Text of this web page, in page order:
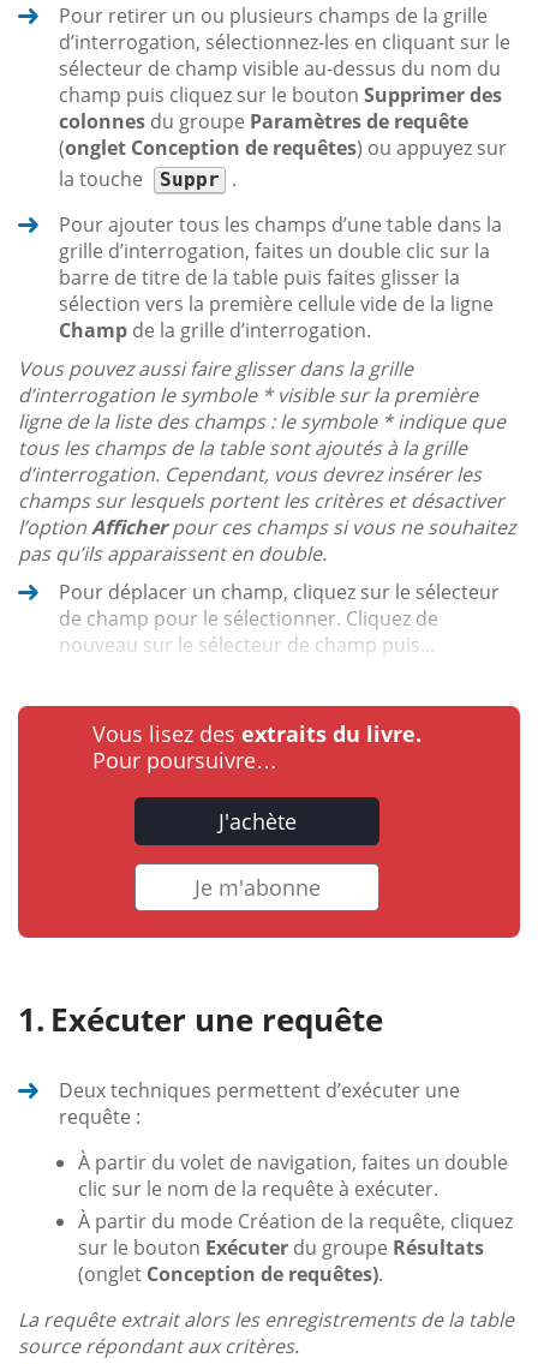
Pour retirer un ou plusieurs champs de la grille
d’interrogation, sélectionnez-les en cliquant sur le
sélecteur de champ visible au-dessus du nom du
champ puis cliquez sur le bouton Supprimer des
colonnes du groupe Paramètres de requête
(onglet Conception de requêtes) ou appuyez sur
la touche
Suppr
.
Pour ajouter tous les champs d’une table dans la
grille d’interrogation, faites un double clic sur la
barre de titre de la table puis faites glisser la
sélection vers la première cellule vide de la ligne
Champ de la grille d’interrogation.
Vous pouvez aussi faire glisser dans la grille
d’interrogation le symbole * visible sur la première
ligne de la liste des champs : le symbole * indique que
tous les champs de la table sont ajoutés à la grille
d’interrogation. Cependant, vous devrez insérer les
champs sur lesquels portent les critères et désactiver
l’optionAfficherpour ces champs si vous ne souhaitez
pas qu’ils apparaissent en double.
Pour déplacer un champ, cliquez sur le sélecteur
de champ pour le sélectionner. Cliquez de
nouveau sur le sélecteur de champ puis...
Vous lisez des extraits du livre.
Pour poursuivre…
J'achète
Je m'abonne
Exécuter une requête
Deux techniques permettent d’exécuter une
requête :
À partir du volet de navigation, faites un double
clic sur le nom de la requête à exécuter.
À partir du mode Création de la requête, cliquez
sur le bouton Exécuter du groupe Résultats
(onglet Conception de requêtes).
La requête extrait alors les enregistrements de la table
source répondant aux critères.